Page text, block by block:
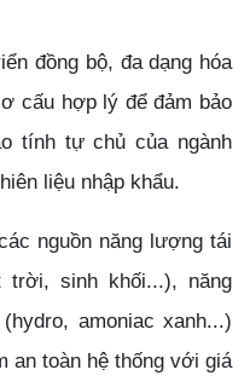
đồng bộ, đa dạng hóa
cấu hợp lý để đảm bảo
tính tự chủ của ngành
liệu nhập khẩu.
nguồn năng lượng tái
trời, sinh khối...), năng
amoniac xanh...)
an toàn hệ thống với giá